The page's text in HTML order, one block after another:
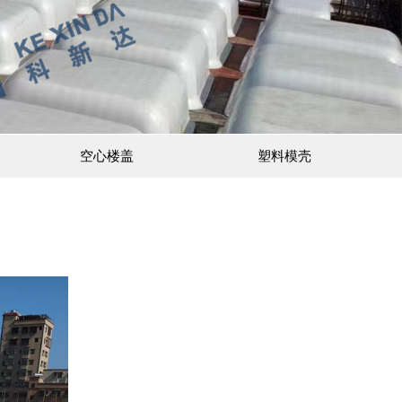
空心楼盖 塑料模壳